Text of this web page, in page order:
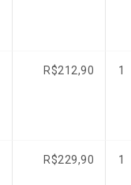
R$212,90 1
R$229,90 1